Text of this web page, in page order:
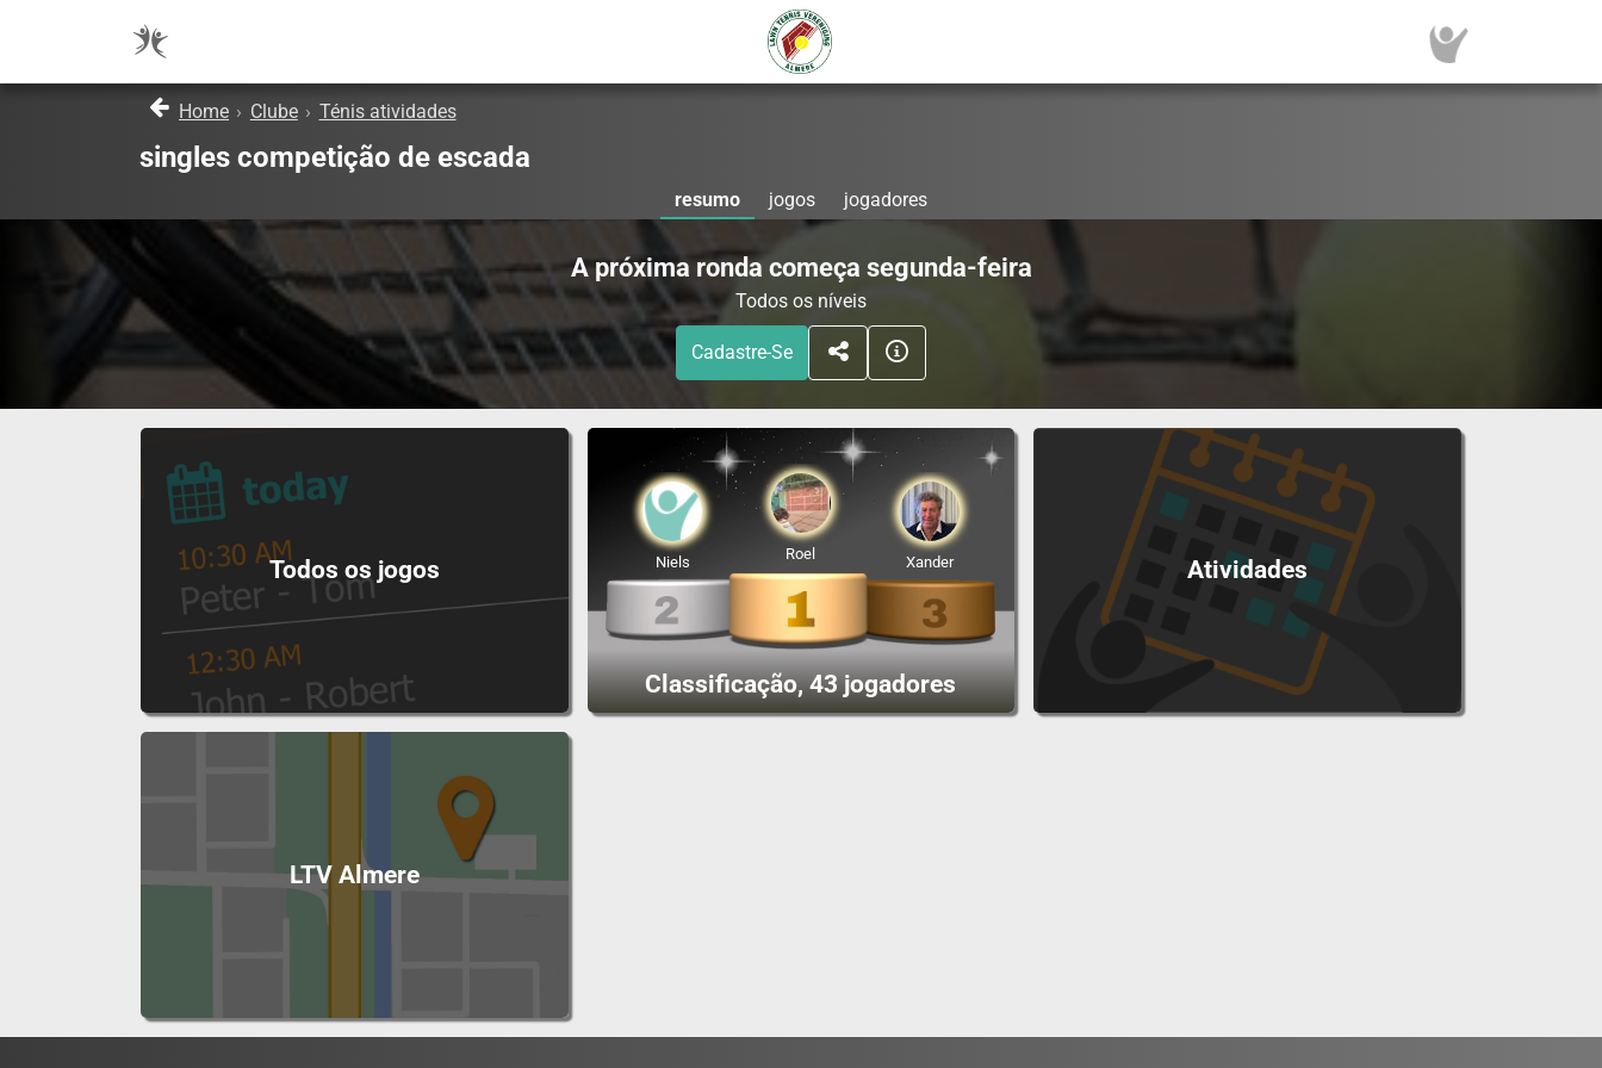
Home › Clube › Ténis atividades
singles competição de escada
resumo jogos jogadores
A próxima ronda começa segunda-feira
Todos os níveis
Cadastre-Se
Todos os jogos
Classificação, 43 jogadores
Roel
Niels Xander Atividades
LTV Almere